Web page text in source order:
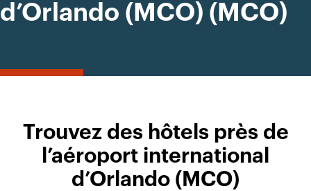
d’Orlando (MCO) (MCO)
Trouvez des hôtels près de
l’aéroport international
d’Orlando (MCO)